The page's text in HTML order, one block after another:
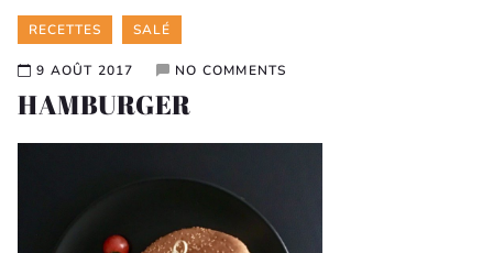
Categories
RECETTES SALÉ
9 AOÛT 2017 NO COMMENTS
HAMBURGER